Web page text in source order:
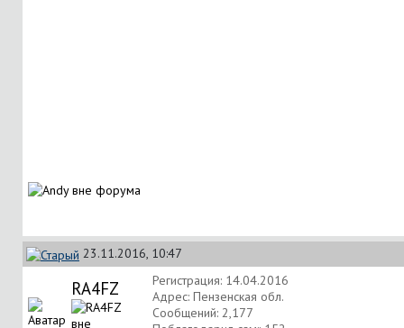
23.11.2016, 10:47
RA4FZ
Регистрация: 14.04.2016
Адрес: Пензенская обл.
Сообщений: 2,177